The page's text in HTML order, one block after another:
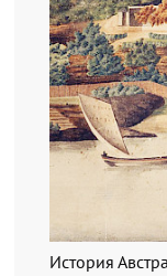
История